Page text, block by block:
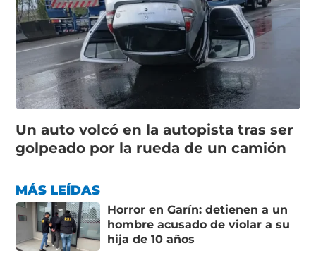
Un auto volcó en la autopista tras ser
golpeado por la rueda de un camión
MÁS LEÍDAS
Horror en Garín: detienen a un
hombre acusado de violar a su
hija de 10 años